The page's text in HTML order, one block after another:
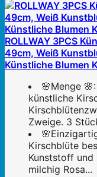
ROLLWAY 3PCS
49cm, Weiß
Künstliche Blumen
🌸Menge
künstliche
Zweige. 3
Kirschblüte
Kunststoff und
milchig Rosa...